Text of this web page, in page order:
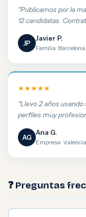
"Publicamos por la
12 candidatas.
JP
Javier P.
Familia · Barcelona
★★★★★
"Llevo 2 años
perfiles muy
AG
Ana G.
Empresa · Valencia
❓ Preguntas